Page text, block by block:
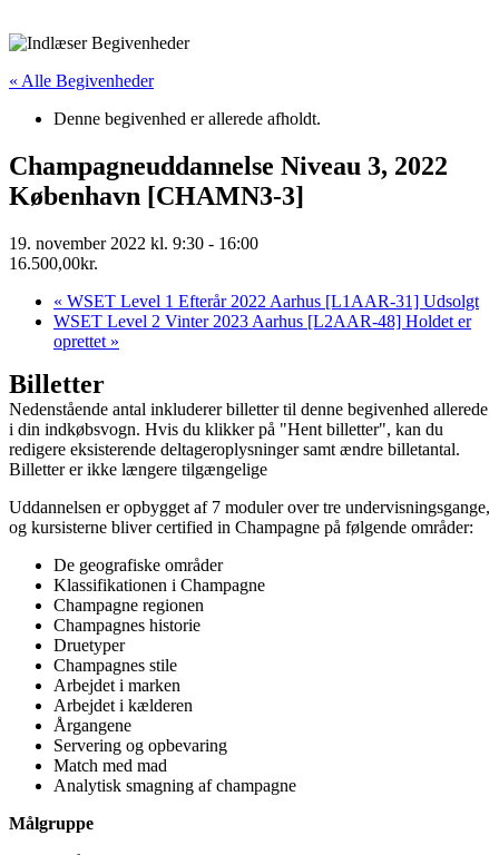
« Alle Begivenheder
Denne begivenhed er allerede afholdt.
Champagneuddannelse Niveau 3, 2022
København [CHAMN3-3]
19. november 2022 kl. 9:30 - 16:00
16.500,00kr.
« WSET Level 1 Efterår 2022 Aarhus [L1AAR-31] Udsolgt
WSET Level 2 Vinter 2023 Aarhus [L2AAR-48] Holdet er
oprettet »
Billetter
Nedenstående antal inkluderer billetter til denne begivenhed allerede
i din indkøbsvogn. Hvis du klikker på "Hent billetter", kan du
redigere eksisterende deltageroplysninger samt ændre billetantal.
Billetter er ikke længere tilgængelige
Uddannelsen er opbygget af 7 moduler over tre undervisningsgange,
og kursisterne bliver certified in Champagne på følgende områder:
De geografiske områder
Klassifikationen i Champagne
Champagne regionen
Champagnes historie
Druetyper
Champagnes stile
Arbejdet i marken
Arbejdet i kælderen
Årgangene
Servering og opbevaring
Match med mad
Analytisk smagning af champagne
Målgruppe